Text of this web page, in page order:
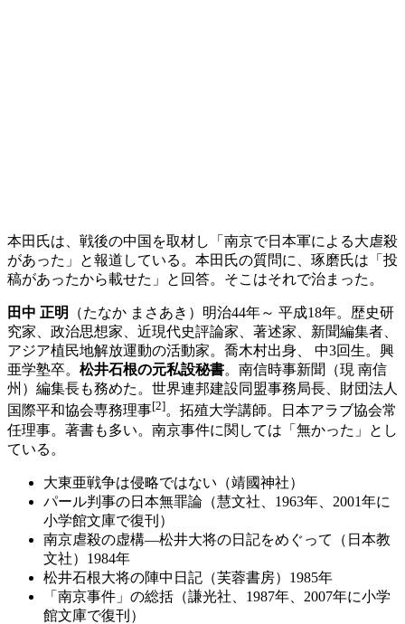
本田氏は、戦後の中国を取材し「南京で日本軍による大虐殺
があった」と報道している。本田氏の質問に、琢磨氏は「投
稿があったから載せた」と回答。そこはそれで治まった。
田中 正明
（たなか まさあき）明治44年～ 平成18年。歴史研
究家、政治思想家、近現代史評論家、著述家、新聞編集者、
アジア植民地解放運動の活動家。喬木村出身、 中3回生。興
亜学塾卒。 松井石根の元私設秘書。南信時事新聞（現 南信
州）編集長も務めた。世界連邦建設同盟事務局長、財団法人
国際平和協会専務理事[2]。拓殖大学講師。日本アラブ協会常
任理事。著書も多い。南京事件に関しては「無かった」とし
ている。
大東亜戦争は侵略ではない（靖國神社）
パール判事の日本無罪論（慧文社、1963年、2001年に
小学館文庫で復刊）
南京虐殺の虚構―松井大将の日記をめぐって（日本教
文社）1984年
松井石根大将の陣中日記（芙蓉書房）1985年
「南京事件」の総括（謙光社、1987年、2007年に小学
館文庫で復刊）